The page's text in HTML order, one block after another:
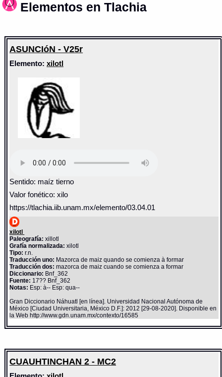
Elementos en Tlachia
ASUNCIóN - V25r
Elemento:xilotl
Sentido: maíz tierno
Valor fonético: xilo
https://tlachia.iib.unam.mx/elemento/03.04.01
xilotl
Paleografía: xillotl
Grafía normalizada: xilotl
Tipo: r.n.
Traducción uno: Mazorca de maiz quando se comienza à formar
Traducción dos: mazorca de maiz cuando se comienza a formar
Diccionario: Bnf_362
Fuente: 17?? Bnf_362
Notas: Esp: à-- Esp: qua--
Gran Diccionario Náhuatl [en línea]. Universidad Nacional Autónoma de
México [Ciudad Universitaria, México D.F.]: 2012 [29-08-2020]. Disponible en
la Web http://www.gdn.unam.mx/contexto/16585
CUAUHTINCHAN 2 - MC2